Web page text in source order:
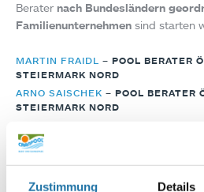
Zustimmung Details
Berater nach Bundesländern
Familienunternehmen sind starten
MARTIN FRAIDL – POOL BERATER
STEIERMARK NORD
ARNO SAISCHEK – POOL BERATER
STEIERMARK NORD
GERHARD SCHWAIGER
POOL
POOL BERATER